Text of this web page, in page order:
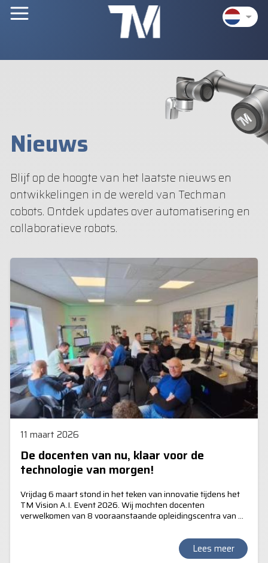
Nieuws
Blijf op de hoogte van het laatste nieuws en
ontwikkelingen in de wereld van Techman
cobots. Ontdek updates over automatisering en
collaboratieve robots.
11 maart 2026
De docenten van nu, klaar voor de
technologie van morgen!
Vrijdag 6 maart stond in het teken van innovatie tijdens het
TM Vision A.I. Event 2026. Wij mochten docenten
verwelkomen van 8 vooraanstaande opleidingscentra van de
Lees meer